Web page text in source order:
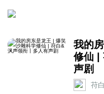
我的
修仙 |
声剧
苻白